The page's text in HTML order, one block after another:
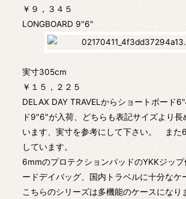
￥９，３４５
LONGBOARD 9"6"
実寸305cm
￥１５，２２５
DELAX DAY TRAVELからショートボード
ド9"6"が入荷、どちらも表記サイズより長
います、実寸を参考にして下さい。 また
しています。
6mmのプロテクションパッドのYKKジッ
ードデイバッグ、国内トラベルに十分なケ
こちらのシリーズは多機能のケースになり